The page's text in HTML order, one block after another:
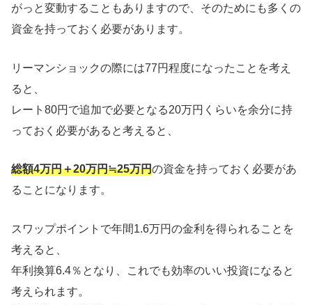
がっと変動することもありますので、そのためにも多くの
資金を持っておく必要があります。
リーマンショックの際には77円程度になったことを考え
ると、
レート80円で追加で必要となる20万円くらいを余分に持
っておく必要があると考えると、
総額4万円＋20万円≒25万円の資金を持っておく必要があ
ることになります。
スワップポイントで年間1.6万円の金利を得られることを
考えると、
年利換算6.4％となり、これでも効率のいい投資になると
考えられます。